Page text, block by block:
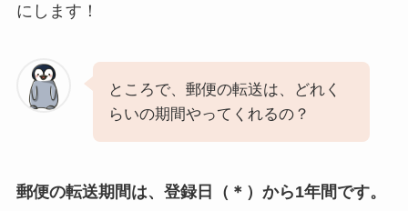
にします！
ところで、郵便の転送は、どれく
らいの期間やってくれるの？
郵便の転送期間は、登録日（＊）から1年間です。